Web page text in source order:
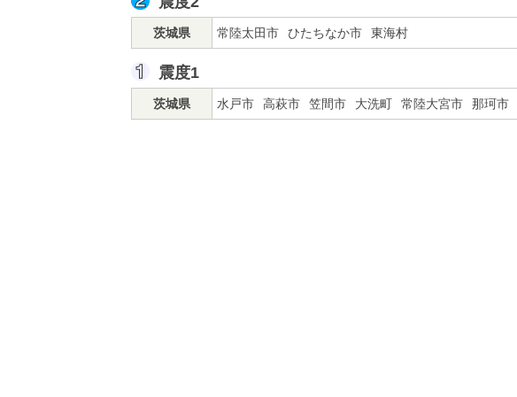
茨城県 常陸太田市 ひたちなか市 東海村
震度1
茨城県 水戸市 高萩市 笠間市 大洗町 常陸大宮市 那珂市